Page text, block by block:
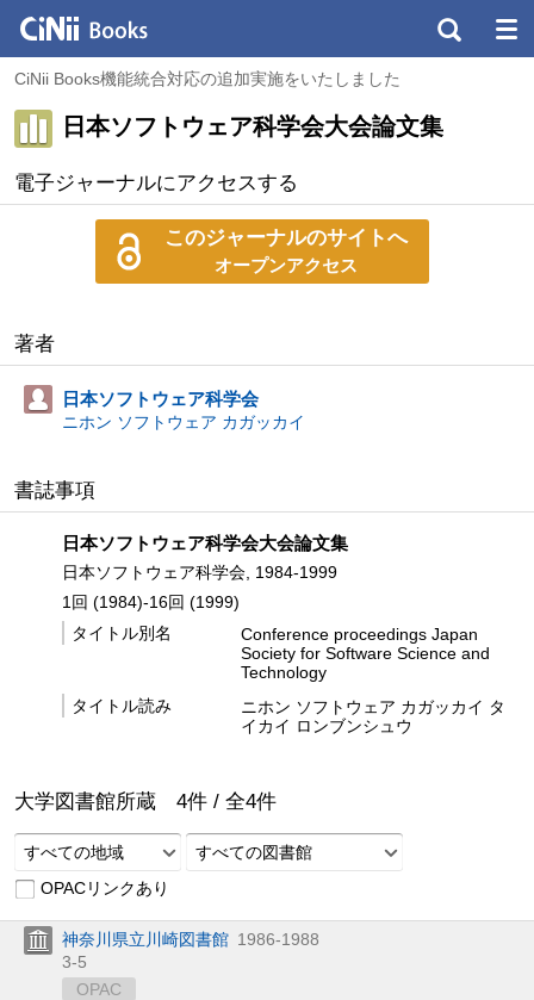
CiNii Books機能統合対応の追加実施をいたしました
日本ソフトウェア科学会大会論文集
電子ジャーナルにアクセスする
このジャーナルのサイトへ
オープンアクセス
著者
日本ソフトウェア科学会
ニホン ソフトウェア カガッカイ
書誌事項
日本ソフトウェア科学会大会論文集
日本ソフトウェア科学会, 1984-1999
1回 (1984)-16回 (1999)
タイトル別名
Conference proceedings Japan
Society for Software Science and
Technology
タイトル読み
ニホン ソフトウェア カガッカイ タ
イカイ ロンブンシュウ
大学図書館所蔵 4件 / 全4件
すべての地域
すべての図書館
OPACリンクあり
神奈川県立川崎図書館 1986-1988
3-5
OPAC